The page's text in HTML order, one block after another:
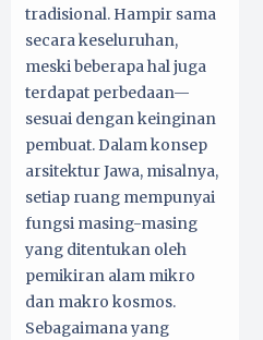
tradisional. Hampir sama
secara keseluruhan,
meski beberapa hal juga
terdapat perbedaan—
sesuai dengan keinginan
pembuat. Dalam konsep
arsitektur Jawa, misalnya,
setiap ruang mempunyai
fungsi masing-masing
yang ditentukan oleh
pemikiran alam mikro
dan makro kosmos.
Sebagaimana yang